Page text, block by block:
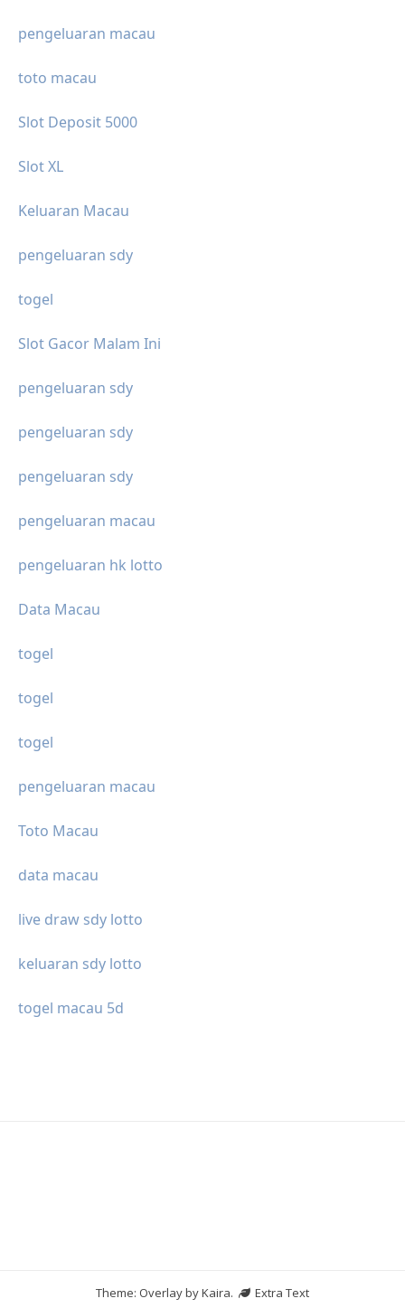
pengeluaran macau
toto macau
Slot Deposit 5000
Slot XL
Keluaran Macau
pengeluaran sdy
togel
Slot Gacor Malam Ini
pengeluaran sdy
pengeluaran sdy
pengeluaran sdy
pengeluaran macau
pengeluaran hk lotto
Data Macau
togel
togel
togel
pengeluaran macau
Toto Macau
data macau
live draw sdy lotto
keluaran sdy lotto
togel macau 5d
Theme: Overlay byKaira.
Extra Text